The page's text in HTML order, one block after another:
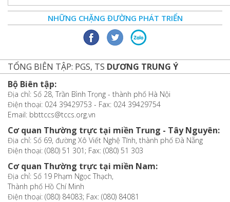
NHỮNG CHẶNG ĐƯỜNG PHÁT TRIỂN
TỔNG BIÊN TẬP: PGS, TS DƯƠNG TRUNG Ý
Bộ Biên tập:
Địa chỉ: Số 28, Trần Bình Trọng - thành phố Hà Nội
Điện thoại: 024 39429753 - Fax: 024 39429754
Email: bbttccs@tccs.org.vn
Cơ quan Thường trực tại miền Trung - Tây Nguyên:
Địa chỉ: Số 69, đường Xô Viết Nghệ Tĩnh, thành phố Đà Nẵng
Điện thoại: (080) 51 301; Fax: (080) 51 303
Cơ quan Thường trực tại miền Nam:
Địa chỉ: Số 19 Phạm Ngọc Thạch,
Thành phố Hồ Chí Minh
Điện thoại: (080) 84083; Fax: (080) 84081